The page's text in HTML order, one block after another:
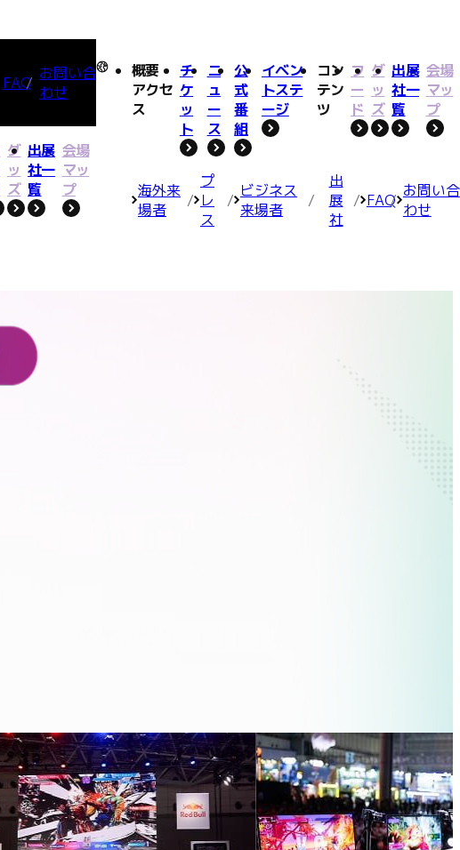
FAQ お問い合
わせ
グ
ッ
ズ
出展
社一
覧
会場
マッ
プ
概要・
アクセ
ス
チ
ケ
ッ
ト
ニ
ュ
ー
ス
公
式
番
組
イベン
トステ
ージ
コン
テン
ツ
フ
ー
ド
グ
ッ
ズ
出展
社一
覧
会場
マッ
プ
海外来
場者
プ
レ
ス
ビジネス
来場者
出
展
社
FAQ お問い合
わせ